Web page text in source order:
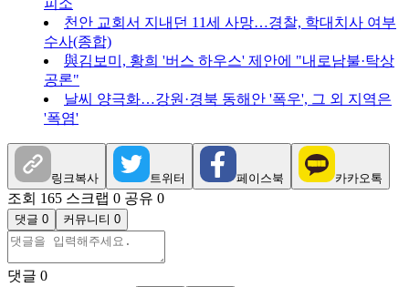
피소
천안 교회서 지내던 11세 사망…경찰, 학대치사 여부
수사(종합)
與김보미, 황희 '버스 하우스' 제안에 "내로남불·탁상
공론"
날씨 양극화…강원·경북 동해안 '폭우', 그 외 지역은
'폭염'
링크복사 트위터 페이스북 카카오톡
조회 165 스크랩 0 공유 0
댓글 0 커뮤니티 0
댓글 0